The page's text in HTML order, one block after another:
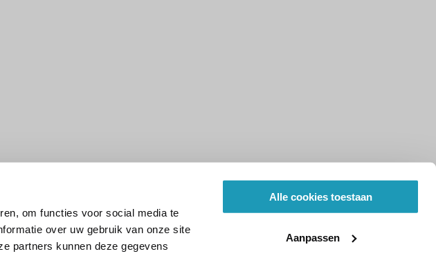
om functies voor social media te
over uw gebruik van onze site
partners kunnen deze gegevens
Alle cookies toestaan
Aanpassen